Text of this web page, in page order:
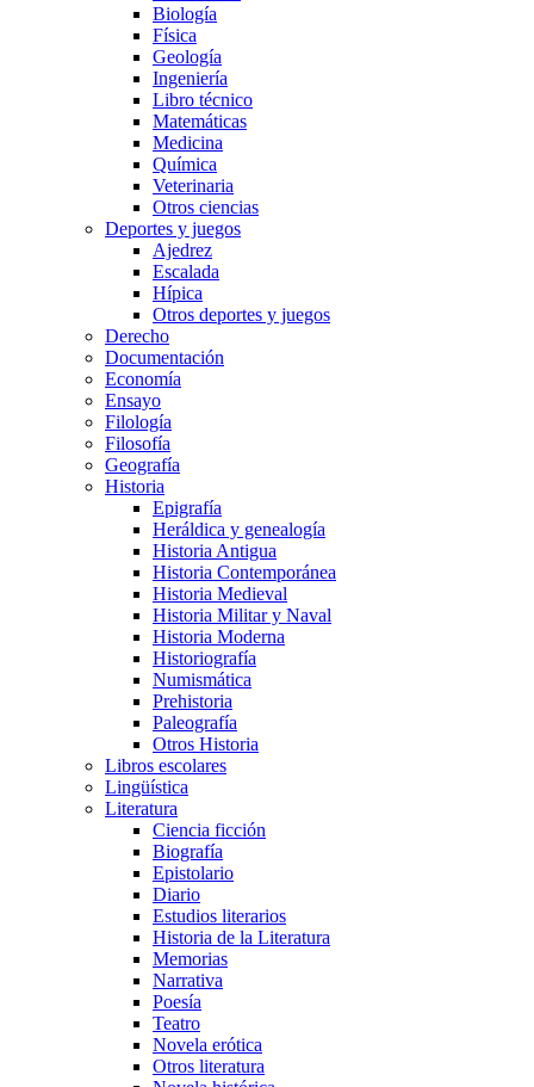
Biología
Física
Geología
Ingeniería
Libro técnico
Matemáticas
Medicina
Química
Veterinaria
Otros ciencias
Deportes y juegos
Ajedrez
Escalada
Hípica
Otros deportes y juegos
Derecho
Documentación
Economía
Ensayo
Filología
Filosofía
Geografía
Historia
Epigrafía
Heráldica y genealogía
Historia Antigua
Historia Contemporánea
Historia Medieval
Historia Militar y Naval
Historia Moderna
Historiografía
Numismática
Prehistoria
Paleografía
Otros Historia
Libros escolares
Lingüística
Literatura
Ciencia ficción
Biografía
Epistolario
Diario
Estudios literarios
Historia de la Literatura
Memorias
Narrativa
Poesía
Teatro
Novela erótica
Otros literatura